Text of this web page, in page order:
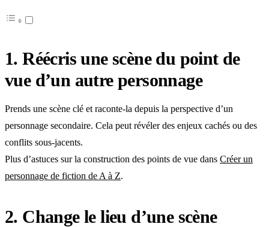
1. Réécris une scène du point de
vue d’un autre personnage
Prends une scène clé et raconte-la depuis la perspective d’un
personnage secondaire. Cela peut révéler des enjeux cachés ou des
conflits sous-jacents.
Plus d’astuces sur la construction des points de vue dans Créer un
personnage de fiction de A à Z.
2. Change le lieu d’une scène